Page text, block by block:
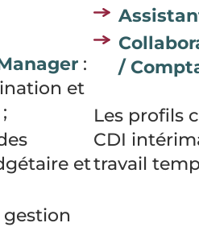
:
et
et
gestion
/
Les profils
CDI
travail